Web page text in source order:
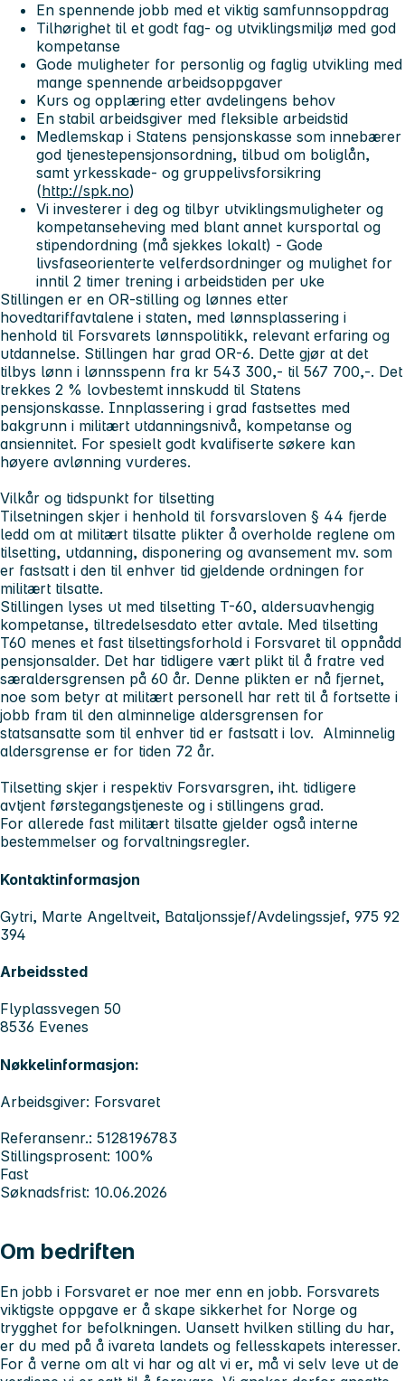
En spennende jobb med et viktig samfunnsoppdrag
Tilhørighet til et godt fag- og utviklingsmiljø med god
kompetanse
Gode muligheter for personlig og faglig utvikling med
mange spennende arbeidsoppgaver
Kurs og opplæring etter avdelingens behov
En stabil arbeidsgiver med fleksible arbeidstid
Medlemskap i Statens pensjonskasse som innebærer
god tjenestepensjonsordning, tilbud om boliglån,
samt yrkesskade- og gruppelivsforsikring
(http://spk.no)
Vi investerer i deg og tilbyr utviklingsmuligheter og
kompetanseheving med blant annet kursportal og
stipendordning (må sjekkes lokalt) - Gode
livsfaseorienterte velferdsordninger og mulighet for
inntil 2 timer trening i arbeidstiden per uke
Stillingen er en OR-stilling og lønnes etter
hovedtariffavtalene i staten, med lønnsplassering i
henhold til Forsvarets lønnspolitikk, relevant erfaring og
utdannelse. Stillingen har grad OR-6. Dette gjør at det
tilbys lønn i lønnsspenn fra kr 543 300,- til 567 700,-. Det
trekkes 2 % lovbestemt innskudd til Statens
pensjonskasse. Innplassering i grad fastsettes med
bakgrunn i militært utdanningsnivå, kompetanse og
ansiennitet. For spesielt godt kvalifiserte søkere kan
høyere avlønning vurderes.
Vilkår og tidspunkt for tilsetting
Tilsetningen skjer i henhold til forsvarsloven § 44 fjerde
ledd om at militært tilsatte plikter å overholde reglene om
tilsetting, utdanning, disponering og avansement mv. som
er fastsatt i den til enhver tid gjeldende ordningen for
militært tilsatte.
Stillingen lyses ut med tilsetting T-60, aldersuavhengig
kompetanse, tiltredelsesdato etter avtale. Med tilsetting
T60 menes et fast tilsettingsforhold i Forsvaret til oppnådd
pensjonsalder. Det har tidligere vært plikt til å fratre ved
særaldersgrensen på 60 år. Denne plikten er nå fjernet,
noe som betyr at militært personell har rett til å fortsette i
jobb fram til den alminnelige aldersgrensen for
statsansatte som til enhver tid er fastsatt i lov. Alminnelig
aldersgrense er for tiden 72 år.
Tilsetting skjer i respektiv Forsvarsgren, iht. tidligere
avtjent førstegangstjeneste og i stillingens grad.
For allerede fast militært tilsatte gjelder også interne
bestemmelser og forvaltningsregler.
Kontaktinformasjon
Gytri, Marte Angeltveit, Bataljonssjef/Avdelingssjef, 975 92
394
Arbeidssted
Flyplassvegen 50
8536 Evenes
Nøkkelinformasjon:
Arbeidsgiver: Forsvaret
Referansenr.: 5128196783
Stillingsprosent: 100%
Fast
Søknadsfrist: 10.06.2026
Om bedriften
En jobb i Forsvaret er noe mer enn en jobb. Forsvarets
viktigste oppgave er å skape sikkerhet for Norge og
trygghet for befolkningen. Uansett hvilken stilling du har,
er du med på å ivareta landets og fellesskapets interesser.
For å verne om alt vi har og alt vi er, må vi selv leve ut de